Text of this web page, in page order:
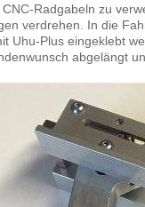
Radgabeln zu
verdrehen. In die
Uhu-Plus eingeklebt
abgelängt